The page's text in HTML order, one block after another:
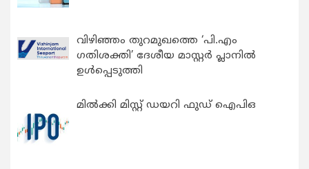
വിഴിഞ്ഞം തുറമുഖത്തെ ‘പി.എം
ഗതിശക്തി’ ദേശീയ മാസ്റ്റർ പ്ലാനിൽ
ഉൾപ്പെടുത്തി
മിൽക്കി മിസ്റ്റ് ഡയറി ഫുഡ് ഐപിഒ